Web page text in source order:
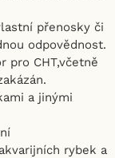
přenosky či
odpovědnost.
pro CHT,včetně
a jinými
rybek a